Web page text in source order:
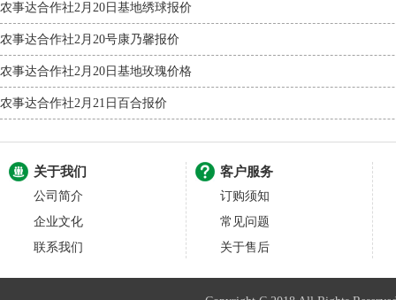
农事达合作社2月20日基地绣球报价
农事达合作社2月20号康乃馨报价
农事达合作社2月20日基地玫瑰价格
农事达合作社2月21日百合报价
关于我们
公司简介
企业文化
联系我们
客户服务
订购须知
常见问题
关于售后